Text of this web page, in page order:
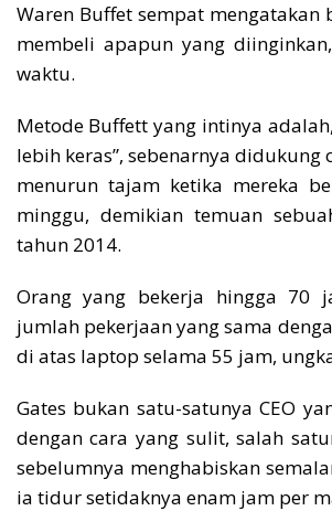
Waren Buffet sempat
membeli apapun yang
waktu.
Metode Buffett yang intinya
lebih keras”, sebenarnya didukung
menurun tajam ketika mereka
minggu, demikian temuan
tahun 2014.
Orang yang bekerja hingga 70
jumlah pekerjaan yang sama
di atas laptop selama 55 jam,
Gates bukan satu-satunya CEO
dengan cara yang sulit, salah
sebelumnya menghabiskan
ia tidur setidaknya enam jam per